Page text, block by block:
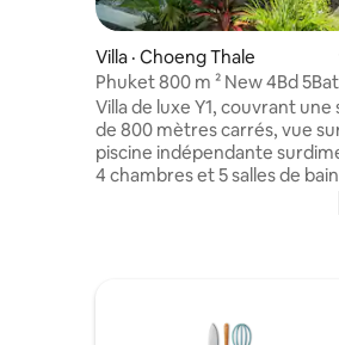
Villa · Choeng Thale
Phuket 800 m ² New 4Bd
Large Pool Luxury Y1
Villa de luxe Y1, couvrant
de 800 mètres carrés, vue
piscine indépendante
4 chambres et 5 salles de
sûr que vous tomberez
que vous la verrez. En
moderne, plein d'art